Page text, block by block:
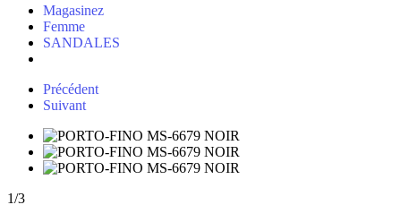
Magasinez
Femme
SANDALES
Précédent
Suivant
1/3